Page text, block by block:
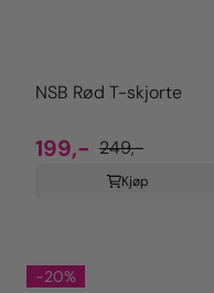
NSB Rød T-skjorte
199,- 249,-
Kjøp
-20%